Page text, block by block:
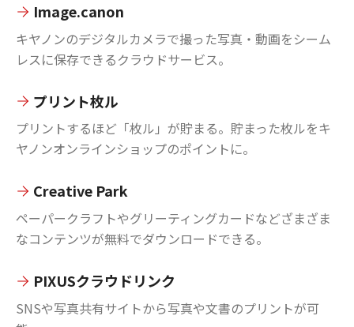
Image.canon
キヤノンのデジタルカメラで撮った写真・動画をシーム
レスに保存できるクラウドサービス。
プリント枚ル
プリントするほど「枚ル」が貯まる。貯まった枚ルをキ
ヤノンオンラインショップのポイントに。
Creative Park
ペーパークラフトやグリーティングカードなどざまざま
なコンテンツが無料でダウンロードできる。
PIXUSクラウドリンク
SNSや写真共有サイトから写真や文書のプリントが可